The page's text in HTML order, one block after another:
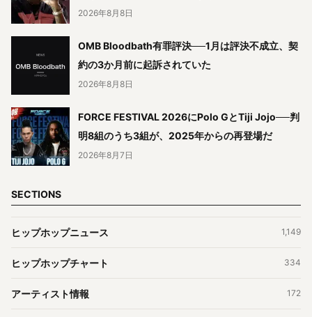
2026年8月8日
OMB Bloodbath有罪評決──1月は評決不成立、契
約の3か月前に起訴されていた
2026年8月8日
FORCE FESTIVAL 2026にPolo GとTiji Jojo──判
明8組のうち3組が、2025年からの再登場だ
2026年8月7日
SECTIONS
ヒップホップニュース 1,149
ヒップホップチャート 334
アーティスト情報 172